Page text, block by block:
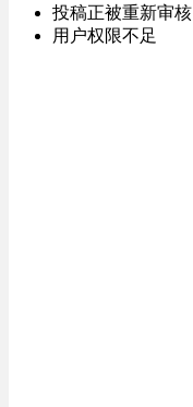
投稿正被重新审核
用户权限不足